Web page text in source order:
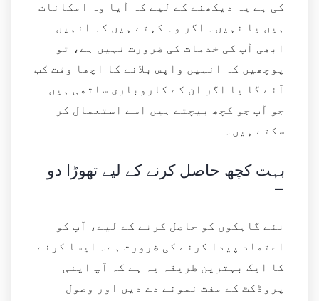
کی ہے یہ دیکھنے کے لیے کہ آیا وہ امکانات
ہیں یا نہیں۔ اگر وہ کہتے ہیں کہ انہیں
ابھی آپ کی خدمات کی ضرورت نہیں ہے، تو
پوچھیں کہ انہیں واپس بلانے کا اچھا وقت کب
آئے گا یا اگر ان کے کاروباری ساتھی ہیں
جو آپ جو کچھ بیچتے ہیں اسے استعمال کر
سکتے ہیں۔
بہت کچھ حاصل کرنے کے لیے تھوڑا دو
–
نئے گاہکوں کو حاصل کرنے کے لیے، آپ کو
اعتماد پیدا کرنے کی ضرورت ہے۔ ایسا کرنے
کا ایک بہترین طریقہ یہ ہے کہ آپ اپنی
پروڈکٹ کے مفت نمونے دے دیں اور وصول